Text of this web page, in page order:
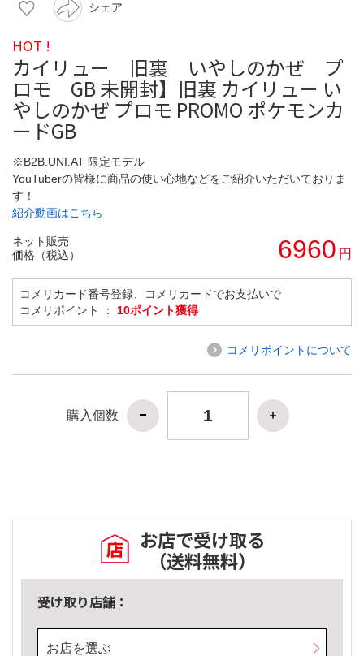
シェア
HOT !
カイリュー 旧裏 いやしのかぜ プ
ロモ GB 未開封】旧裏 カイリュー い
やしのかぜ プロモ PROMO ポケモンカ
ードGB
※B2B.UNI.AT 限定モデル
YouTuberの皆様に商品の使い心地などをご紹介いただいておりま
す！
紹介動画はこちら
ネット販売
価格（税込）
6960 円
コメリカード番号登録、コメリカードでお支払いで
コメリポイント ： 10ポイント獲得
コメリポイントについて
購入個数
お店で受け取る
（送料無料）
受け取り店舗：
お店を選ぶ